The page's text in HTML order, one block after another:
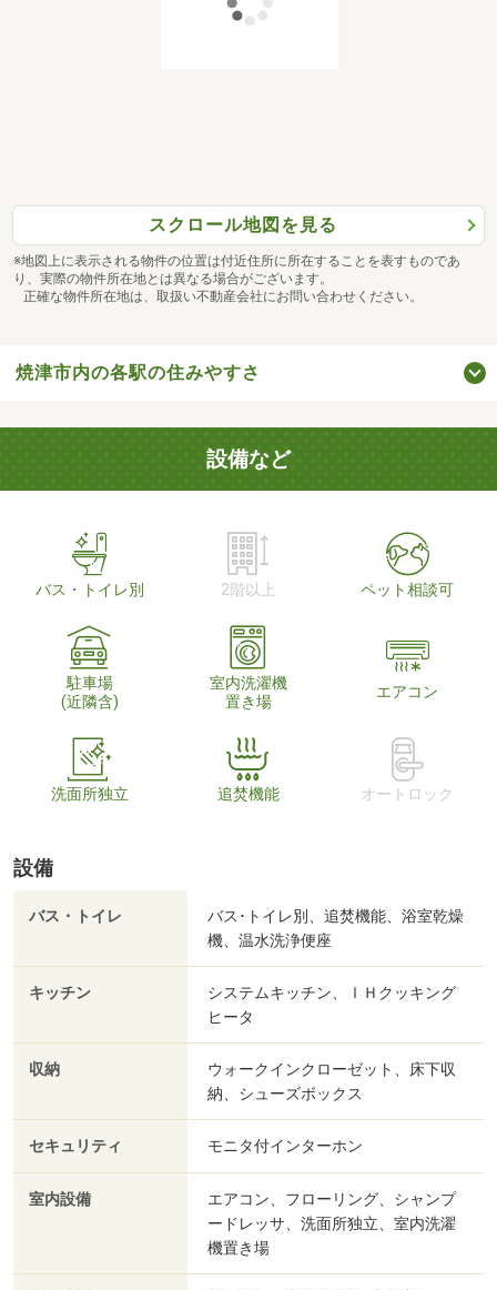
スクロール地図を見る
※地図上に表示される物件の位置は付近住所に所在することを表すものであ
り、実際の物件所在地とは異なる場合がございます。
正確な物件所在地は、取扱い不動産会社にお問い合わせください。
焼津市内の各駅の住みやすさ
設備など
バス・トイレ別 2階以上 ペット相談可
駐車場
(近隣含)
室内洗濯機
置き場
エアコン
洗面所独立 追焚機能 オートロック
設備
バス・トイレ
バス･トイレ別、追焚機能、浴室乾燥
機、温水洗浄便座
キッチン
システムキッチン、ＩＨクッキング
ヒータ
収納
ウォークインクローゼット、床下収
納、シューズボックス
セキュリティ モニタ付インターホン
室内設備
エアコン、フローリング、シャンプ
ードレッサ、洗面所独立、室内洗濯
機置き場